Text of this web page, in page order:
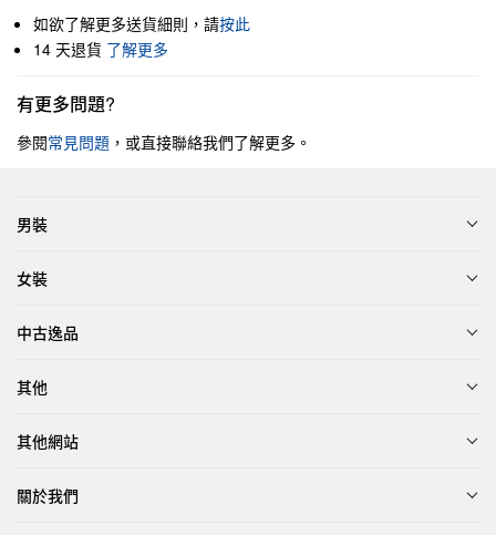
如欲了解更多送貨細則，請按此
14 天退貨 了解更多
有更多問題?
參閱常見問題 ，或直接聯絡我們了解更多。
男裝
女裝
中古逸品
其他
其他網站
關於我們